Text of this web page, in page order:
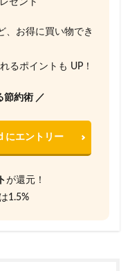
ゼント
、お得に買い物でき
るポイントも UP！
節約術 ／
にエントリー
が還元！
1.5%